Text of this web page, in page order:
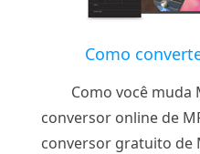
Como
Como você muda
conversor online de
conversor gratuito de